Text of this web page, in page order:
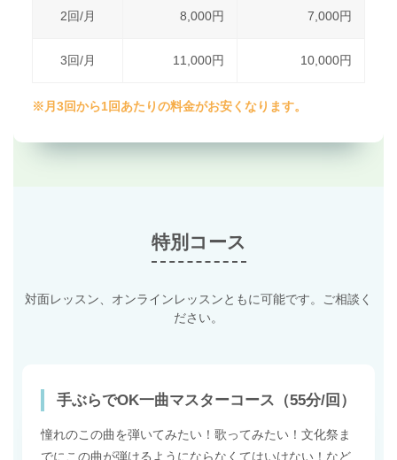
2回/月 8,000円 7,000円
3回/月 11,000円 10,000円
※月3回から1回あたりの料金がお安くなります。
特別コース
対面レッスン、オンラインレッスンともに可能です。ご相談く
ださい。
手ぶらでOK一曲マスターコース（55分/回）
憧れのこの曲を弾いてみたい！歌ってみたい！文化祭ま
でにこの曲が弾けるようにならなくてはいけない！など